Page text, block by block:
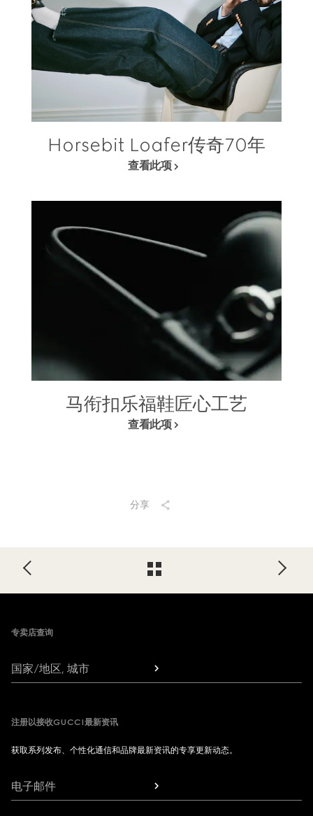
Horsebit Loafer传奇70年
查看此项
马衔扣乐福鞋匠心工艺
查看此项
分享
Footer
专卖店查询
国家/地区, 城市
注册以接收GUCCI最新资讯
获取系列发布、个性化通信和品牌最新资讯的专享更新动态。
电子邮件